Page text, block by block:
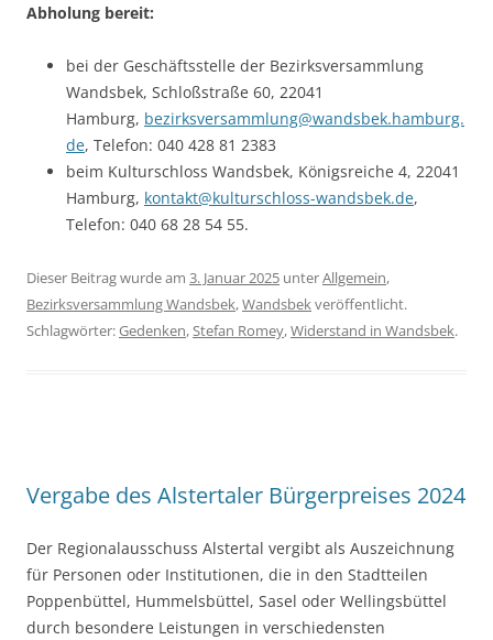
Abholung bereit:
bei der Geschäftsstelle der Bezirksversammlung
Wandsbek, Schloßstraße 60, 22041
Hamburg, bezirksversammlung@wandsbek.hamburg.
de, Telefon: 040 428 81 2383
beim Kulturschloss Wandsbek, Königsreiche 4, 22041
Hamburg, kontakt@kulturschloss-wandsbek.de,
Telefon: 040 68 28 54 55.
Dieser Beitrag wurde am 3. Januar 2025 unterAllgemein,
Bezirksversammlung Wandsbek,Wandsbekveröffentlicht.
Schlagwörter:Gedenken,Stefan Romey,Widerstand in Wandsbek.
Vergabe des Alstertaler Bürgerpreises 2024
Der Regionalausschuss Alstertal vergibt als Auszeichnung
für Personen oder Institutionen, die in den Stadtteilen
Poppenbüttel, Hummelsbüttel, Sasel oder Wellingsbüttel
durch besondere Leistungen in verschiedensten